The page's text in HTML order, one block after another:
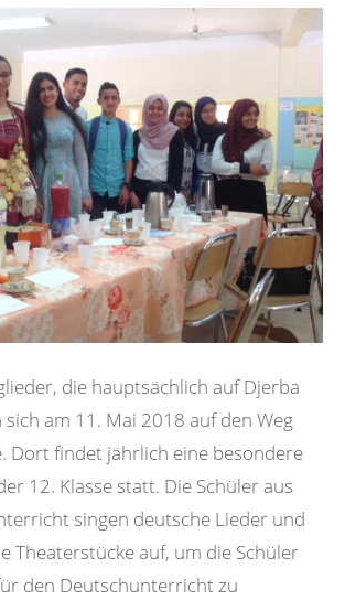
die hauptsächlich auf Djerba
am 11. Mai 2018 auf den Weg
Dort findet jährlich eine besondere
12. Klasse statt. Die Schüler aus
singen deutsche Lieder und
Theaterstücke auf, um die Schüler
den Deutschunterricht zu